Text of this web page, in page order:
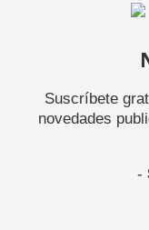
Suscríbete
novedades
-